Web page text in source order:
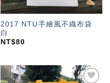
2017 NTU手繪風不織布袋
白
NT$80